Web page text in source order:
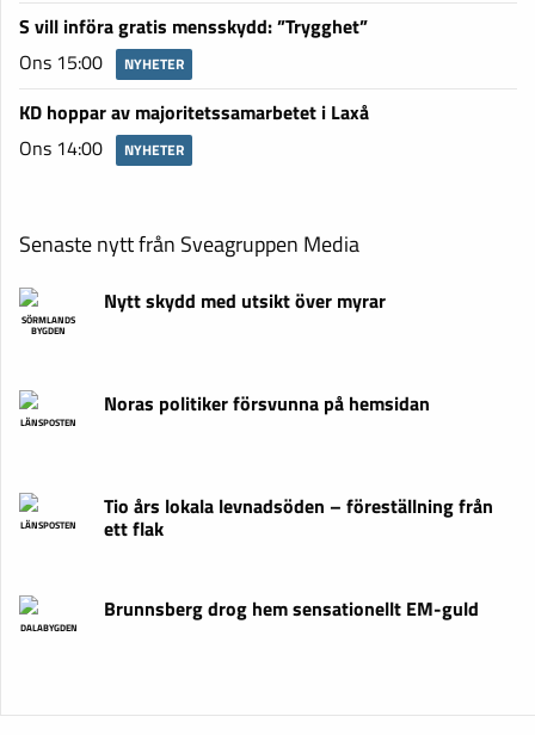
S vill införa gratis mensskydd: ”Trygghet”
Ons 15:00
NYHETER
KD hoppar av majoritetssamarbetet i Laxå
Ons 14:00
NYHETER
Senaste nytt från Sveagruppen Media
SÖRMLANDS
BYGDEN
Nytt skydd med utsikt över myrar
LÄNSPOSTEN
Noras politiker försvunna på hemsidan
LÄNSPOSTEN
Tio års lokala levnadsöden – föreställning från
ett flak
DALABYGDEN
Brunnsberg drog hem sensationellt EM-guld